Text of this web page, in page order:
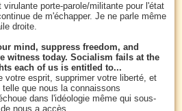
porte-parole/militante pour l'état
de m'échapper. Je ne parle même
droite.
mind, suppress freedom, and
witness today. Socialism fails at the
each of us is entitled to...
votre esprit, supprimer votre liberté, et
que nous la connaissons
dans l'idéologie même qui sous-
nous a accès.